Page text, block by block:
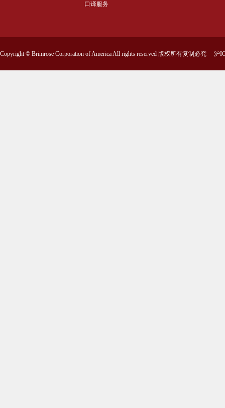
口译服务
Copyright © Brimrose Corporation of America All rights reserved 版权所有复制必究 沪